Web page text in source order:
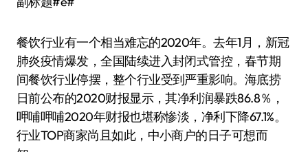
餐饮行业有一个相当难忘的2020年。去年1月，新冠
肺炎疫情爆发，全国陆续进入封闭式管控，春节期
间餐饮行业停摆，整个行业受到严重影响。海底捞
日前公布的2020财报显示，其净利润暴跌86.8％，
呷哺呷哺2020年财报也堪称惨淡，净利下降67.1%。
行业TOP商家尚且如此，中小商户的日子可想而